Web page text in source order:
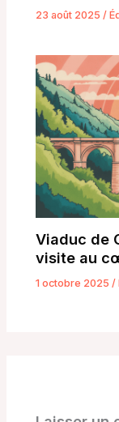
23 août 2025/
Viaduc de
visite au
1 octobre 2025 /